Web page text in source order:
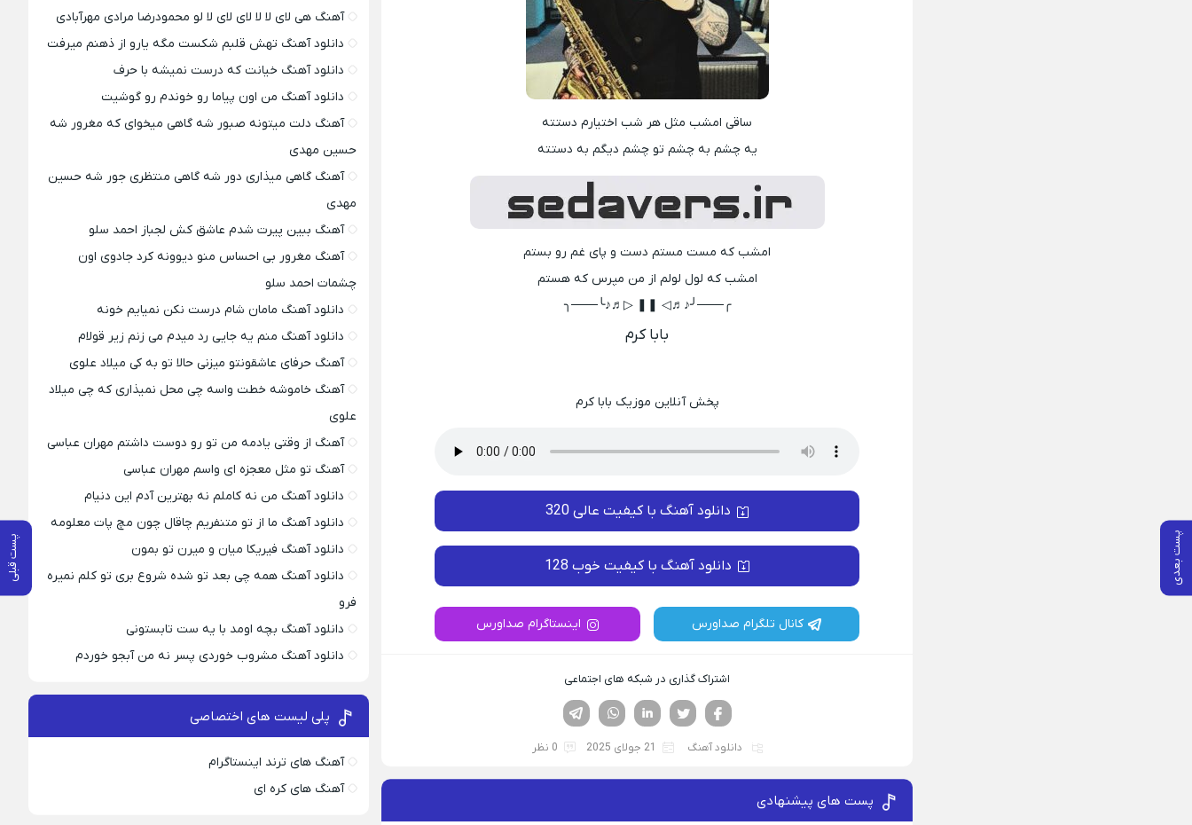
پست بعدی پست قبلی
ساقی امشب مثل هر شب اختیارم دستته
یه چشم به چشم تو چشم دیگم به دستته
امشب که مست مستم دست و پای غم رو بستم
امشب که لول لولم از من مپرس که هستم
╭───╯♪♬◁ ❚❚ ▷♬♪╰───╮
بابا کرم
پخش آنلاین موزیک بابا کرم
دانلود آهنگ با کیفیت عالی 320
دانلود آهنگ با کیفیت خوب 128
کانال تلگرام صداورس اینستاگرام صداورس
اشتراک گذاری در شبکه های اجتماعی
لینکدین تویتر
فیسوک
دانلود آهنگ 21 جولای 2025 0 نظر
پست های پیشنهادی
آهنگ هی لای لا لا لای لای لا لو محمودرضا مرادی مهرآبادی
دانلود آهنگ تهش قلبم شکست مگه یارو از ذهنم میرفت
دانلود آهنگ خیانت که درست نمیشه با حرف
دانلود آهنگ من اون پیاما رو خوندم رو گوشیت
آهنگ دلت میتونه صبور شه گاهی میخوای که مغرور شه
حسین مهدی
آهنگ گاهی میذاری دور شه گاهی منتظری جور شه حسین
مهدی
آهنگ ببین پیرت شدم عاشق کش لجباز احمد سلو
آهنگ مغرور بی احساس منو دیوونه کرد جادوی اون
چشمات احمد سلو
دانلود آهنگ مامان شام درست نکن نمیایم خونه
دانلود آهنگ منم یه جایی رد میدم می زنم زیر قولام
آهنگ حرفای عاشقونتو میزنی حالا تو به کی میلاد علوی
آهنگ خاموشه خطت واسه چی محل نمیذاری که چی میلاد
علوی
آهنگ از وقتی یادمه من تو رو دوست داشتم مهران عباسی
آهنگ تو مثل معجزه ای واسم مهران عباسی
دانلود آهنگ من نه کاملم نه بهترین آدم این دنیام
دانلود آهنگ ما از تو متنفریم چاقال چون مچ پات معلومه
دانلود آهنگ فیریکا میان و میرن تو بمون
دانلود آهنگ همه چی بعد تو شده شروع بری تو کلم نمیره
فرو
دانلود آهنگ بچه اومد با یه ست تابستونی
دانلود آهنگ مشروب خوردی پسر نه من آبجو خوردم
پلی لیست های اختصاصی
آهنگ های ترند اینستاگرام
آهنگ های کره ای